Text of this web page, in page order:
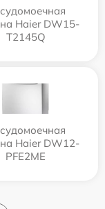
Haier DW15-
T2145Q
Haier DW12-
PFE2ME